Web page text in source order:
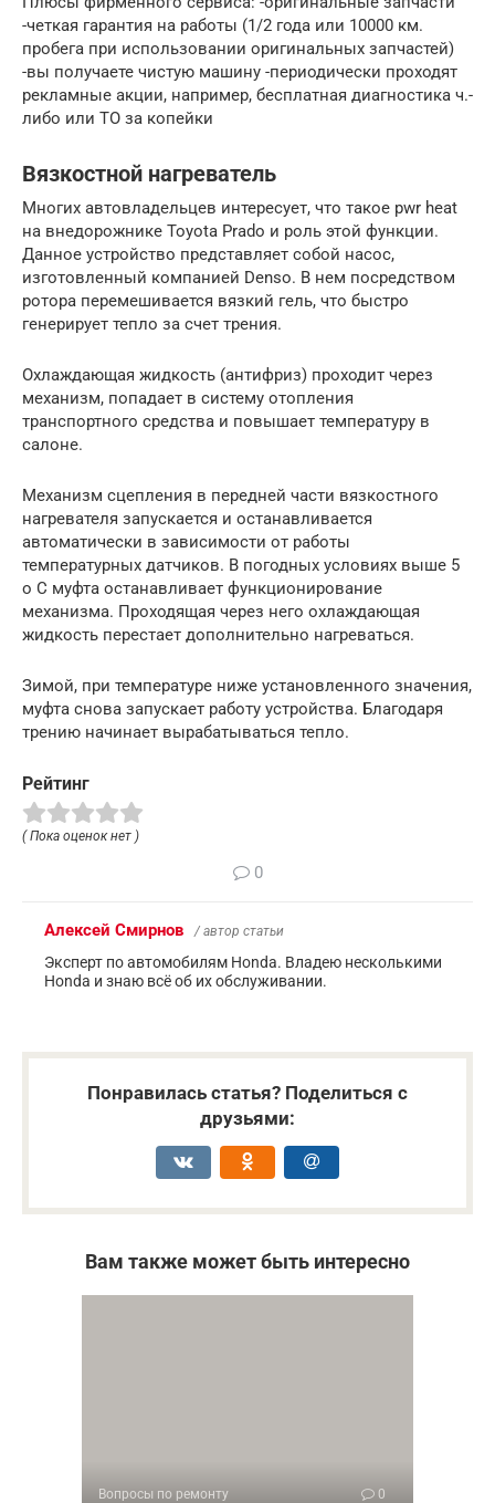
-четкая гарантия на работы (1/2 года или 10000 км.
пробега при использовании оригинальных запчастей)
-вы получаете чистую машину -периодически проходят
рекламные акции, например, бесплатная диагностика ч.-
либо или ТО за копейки
Вязкостной нагреватель
Многих автовладельцев интересует, что такое pwr heat
на внедорожнике Toyota Prado и роль этой функции.
Данное устройство представляет собой насос,
изготовленный компанией Denso. В нем посредством
ротора перемешивается вязкий гель, что быстро
генерирует тепло за счет трения.
Охлаждающая жидкость (антифриз) проходит через
механизм, попадает в систему отопления
транспортного средства и повышает температуру в
салоне.
Механизм сцепления в передней части вязкостного
нагревателя запускается и останавливается
автоматически в зависимости от работы
температурных датчиков. В погодных условиях выше 5
о С муфта останавливает функционирование
механизма. Проходящая через него охлаждающая
жидкость перестает дополнительно нагреваться.
Зимой, при температуре ниже установленного значения,
муфта снова запускает работу устройства. Благодаря
трению начинает вырабатываться тепло.
Рейтинг
( Пока оценок нет )
0
Алексей Смирнов / автор статьи
Эксперт по автомобилям Honda. Владею несколькими
Honda и знаю всё об их обслуживании.
Понравилась статья? Поделиться с
друзьями:
Вам также может быть интересно
Вопросы по ремонту 0